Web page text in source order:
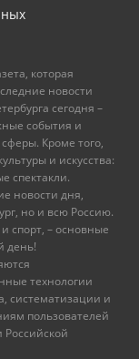
которая
новости
сегодня –
события и
Кроме того,
и искусства:
спектакли.
новости дня,
но и всю Россию.
спорт, – основные
день!
технологии
систематизации и
пользователей
Российской